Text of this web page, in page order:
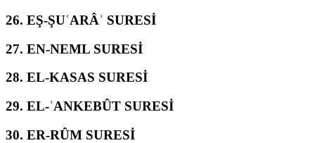
26. EŞ-ŞUʿARÂʾ SURESİ
27. EN-NEML SURESİ
28. EL-KASAS SURESİ
29. EL-ʿANKEBÛT SURESİ
30. ER-RÛM SURESİ